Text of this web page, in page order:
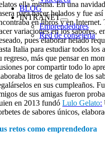
BLOG
INTRANET
Emprendedores
Red de consejeria
ella misma. En una
para hacer helados y fue
en libros y en Internet.
variaciones en los sabores,
pues elaborar helado
Italia para estudiar todos los
regreso, más que pensar en
por compartir todo lo
litros de gelato de los
en sus cumpleaños.
de sus amigas fueron
en 2013 fundóLulo Gelato:
de sabores únicos,
retos como emprendedora